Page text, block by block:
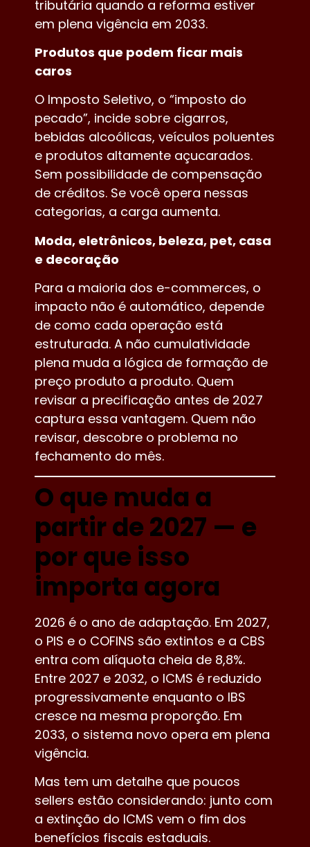
tributária quando a reforma estiver
em plena vigência em 2033.
Produtos que podem ficar mais
caros
O Imposto Seletivo, o “imposto do
pecado”, incide sobre cigarros,
bebidas alcoólicas, veículos poluentes
e produtos altamente açucarados.
Sem possibilidade de compensação
de créditos. Se você opera nessas
categorias, a carga aumenta.
Moda, eletrônicos, beleza, pet, casa
e decoração
Para a maioria dos e-commerces, o
impacto não é automático, depende
de como cada operação está
estruturada. A não cumulatividade
plena muda a lógica de formação de
preço produto a produto. Quem
revisar a precificação antes de 2027
captura essa vantagem. Quem não
revisar, descobre o problema no
fechamento do mês.
O que muda a
partir de 2027 — e
por que isso
importa agora
2026 é o ano de adaptação. Em 2027,
o PIS e o COFINS são extintos e a CBS
entra com alíquota cheia de 8,8%.
Entre 2027 e 2032, o ICMS é reduzido
progressivamente enquanto o IBS
cresce na mesma proporção. Em
2033, o sistema novo opera em plena
vigência.
Mas tem um detalhe que poucos
sellers estão considerando: junto com
a extinção do ICMS vem o fim dos
benefícios fiscais estaduais.